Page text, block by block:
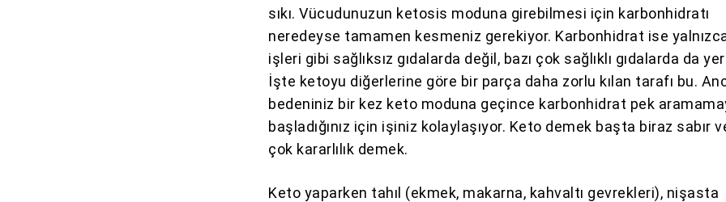
sıkı. Vücudunuzun ketosis moduna girebilmesi için karbonhidratı
neredeyse tamamen kesmeniz gerekiyor. Karbonhidrat ise
işleri gibi sağlıksız gıdalarda değil, bazı çok sağlıklı gıdalarda da yer
İşte ketoyu diğerlerine göre bir parça daha zorlu kılan tarafı bu.
bedeniniz bir kez keto moduna geçince karbonhidrat pek
başladığınız için işiniz kolaylaşıyor. Keto demek başta biraz sabır
çok kararlılık demek.
Keto yaparken tahıl (ekmek, makarna, kahvaltı gevrekleri), nişasta